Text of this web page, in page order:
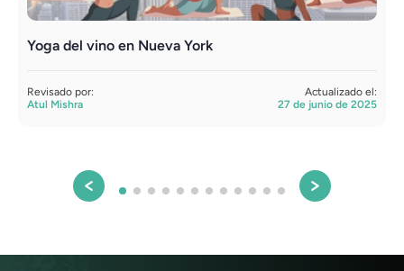
Yoga del vino en Nueva York
Revisado por:
Atul Mishra
Actualizado el:
27 de junio de 2025